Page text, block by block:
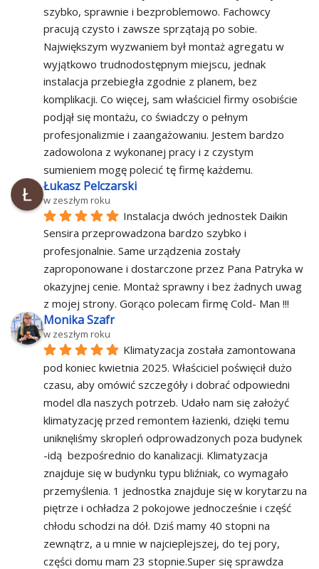
szybko, sprawnie i bezproblemowo. Fachowcy
pracują czysto i zawsze sprzątają po sobie.
Największym wyzwaniem był montaż agregatu w
wyjątkowo trudnodostępnym miejscu, jednak
instalacja przebiegła zgodnie z planem, bez
komplikacji. Co więcej, sam właściciel firmy osobiście
podjął się montażu, co świadczy o pełnym
profesjonalizmie i zaangażowaniu. Jestem bardzo
zadowolona z wykonanej pracy i z czystym
sumieniem mogę polecić tę firmę każdemu.
Łukasz Pelczarski
w zeszłym roku
Instalacja dwóch jednostek Daikin
Sensira przeprowadzona bardzo szybko i
profesjonalnie. Same urządzenia zostały
zaproponowane i dostarczone przez Pana Patryka w
okazyjnej cenie. Montaż sprawny i bez żadnych uwag
z mojej strony. Gorąco polecam firmę Cold- Man !!!
Monika Szafr
w zeszłym roku
Klimatyzacja została zamontowana
pod koniec kwietnia 2025. Właściciel poświęcił dużo
czasu, aby omówić szczegóły i dobrać odpowiedni
model dla naszych potrzeb. Udało nam się założyć
klimatyzację przed remontem łazienki, dzięki temu
uniknęliśmy skropleń odprowadzonych poza budynek
-idą  bezpośrednio do kanalizacji. Klimatyzacja
znajduje się w budynku typu bliźniak, co wymagało
przemyślenia. 1 jednostka znajduje się w korytarzu na
piętrze i ochładza 2 pokojowe jednocześnie i część
chłodu schodzi na dół. Dziś mamy 40 stopni na
zewnątrz, a u mnie w najcieplejszej, do tej pory,
części domu mam 23 stopnie.Super się sprawdza